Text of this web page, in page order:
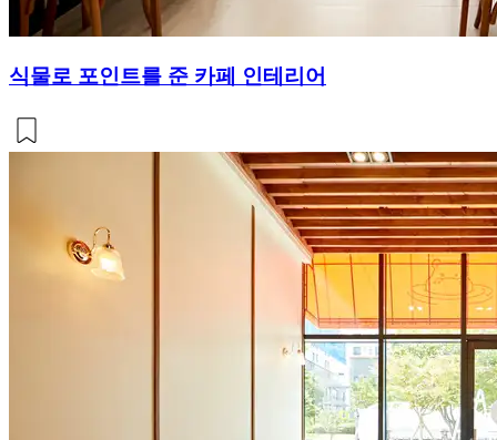
식물로 포인트를 준 카페 인테리어